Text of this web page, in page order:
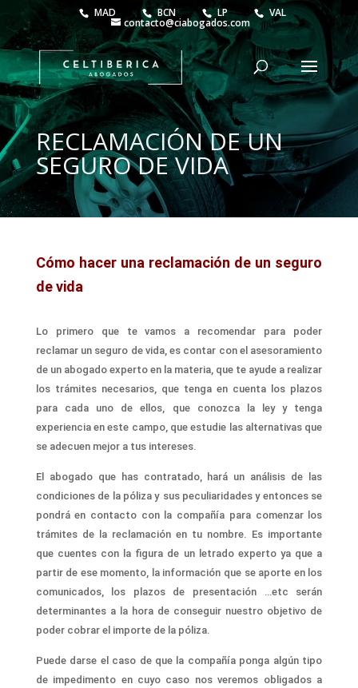
MAD BCN LP VAL
contacto@ciabogados.com
RECLAMACIÓN DE UN
SEGURO DE VIDA
Cómo hacer una reclamación de un seguro
de vida
Lo primero que te vamos a recomendar para poder
reclamar un seguro de vida,es contar con el asesoramiento
de un abogado experto en la materia, que te ayude a realizar
os trámites necesarios, que tenga en cuenta los plazos
para cada uno de ellos, que conozca la ley y tenga
experiencia en este campo, que estudie las alternativas que
se adecuen mejor a tus intereses.
El abogado que has contratado, hará un análisis de las
condiciones de lapólizay sus peculiaridades y entonces se
pondrá en contacto con la compañía para comenzar los
trámites de la reclamación en tu nombre. Es importante
que cuentes con la figura de un letrado experto ya que a
partir de ese momento, la información que se aporte en los
comunicados, los plazos de presentación …etc serán
determinantes a la hora de conseguir nuestro objetivo de
poder cobrar el importe de la póliza.
Puede darse el caso de que la compañía ponga algún tipo
de impedimento en cuyo caso nos veremos obligados a